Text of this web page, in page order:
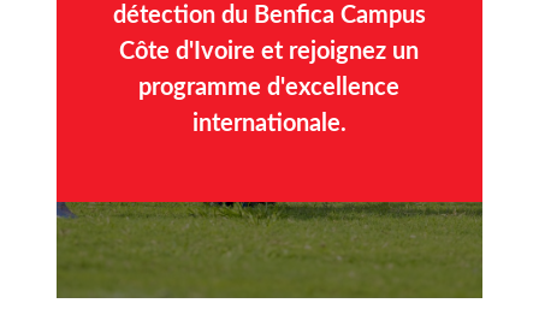
détection du Benfica Campus
Côte d'Ivoire et rejoignez un
programme d'excellence
internationale.